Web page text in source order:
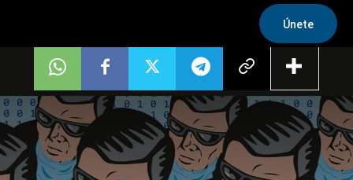
Únete